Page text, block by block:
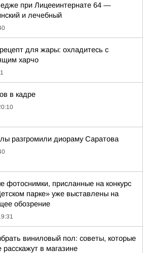
при Лицееинтернате 64 —
и лечебный
для жары: охладитесь с
харчо
в кадре
разгромили диораму Саратова
фотоснимки, присланные на конкурс
парке» уже выставлены на
обозрение
виниловый пол: советы, которые
расскажут в магазине